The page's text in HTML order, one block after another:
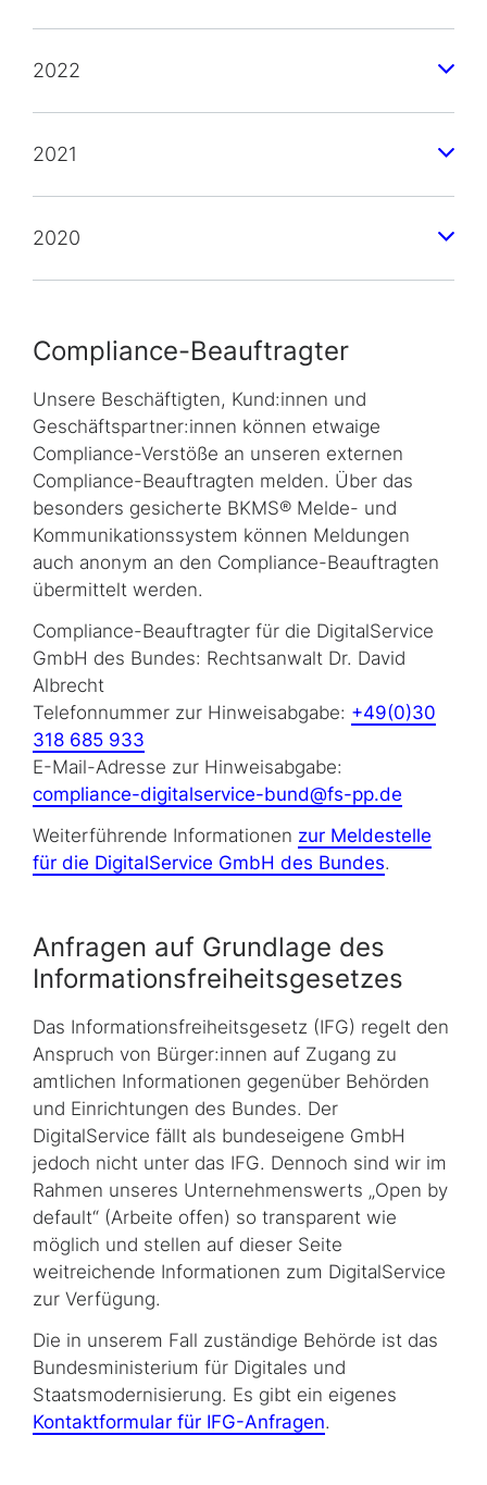
2022
2021
2020
Compliance-Beauftragter
Unsere Beschäftigten, Kund:innen und
Geschäftspartner:innen können etwaige
Compliance-Verstöße an unseren externen
Compliance-Beauftragten melden. Über das
besonders gesicherte BKMS® Melde- und
Kommunikationssystem können Meldungen
auch anonym an den Compliance-Beauftragten
übermittelt werden.
Compliance-Beauftragter für die DigitalService
GmbH des Bundes: Rechtsanwalt Dr. David
Albrecht
Telefonnummer zur Hinweisabgabe: +49(0)30
318 685 933
E-Mail-Adresse zur Hinweisabgabe:
compliance-digitalservice-bund@fs-pp.de
Weiterführende Informationen zur Meldestelle
für die DigitalService GmbH des Bundes.
Anfragen auf Grundlage des
Informationsfreiheitsgesetzes
Das Informationsfreiheitsgesetz (IFG) regelt den
Anspruch von Bürger:innen auf Zugang zu
amtlichen Informationen gegenüber Behörden
und Einrichtungen des Bundes. Der
DigitalService fällt als bundeseigene GmbH
jedoch nicht unter das IFG. Dennoch sind wir im
Rahmen unseres Unternehmenswerts „Open by
default“ (Arbeite offen) so transparent wie
möglich und stellen auf dieser Seite
weitreichende Informationen zum DigitalService
zur Verfügung.
Die in unserem Fall zuständige Behörde ist das
Bundesministerium für Digitales und
Staatsmodernisierung. Es gibt ein eigenes
Kontaktformular für IFG-Anfragen.